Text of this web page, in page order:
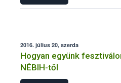
2016. július 20, szerda
Hogyan együnk
NÉBIH-től